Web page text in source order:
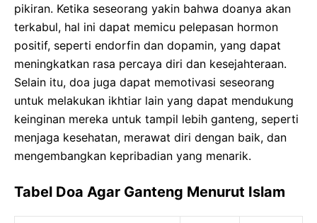
pikiran. Ketika seseorang yakin bahwa doanya akan
terkabul, hal ini dapat memicu pelepasan hormon
positif, seperti endorfin dan dopamin, yang dapat
meningkatkan rasa percaya diri dan kesejahteraan.
Selain itu, doa juga dapat memotivasi seseorang
untuk melakukan ikhtiar lain yang dapat mendukung
keinginan mereka untuk tampil lebih ganteng, seperti
menjaga kesehatan, merawat diri dengan baik, dan
mengembangkan kepribadian yang menarik.
Tabel Doa Agar Ganteng Menurut Islam